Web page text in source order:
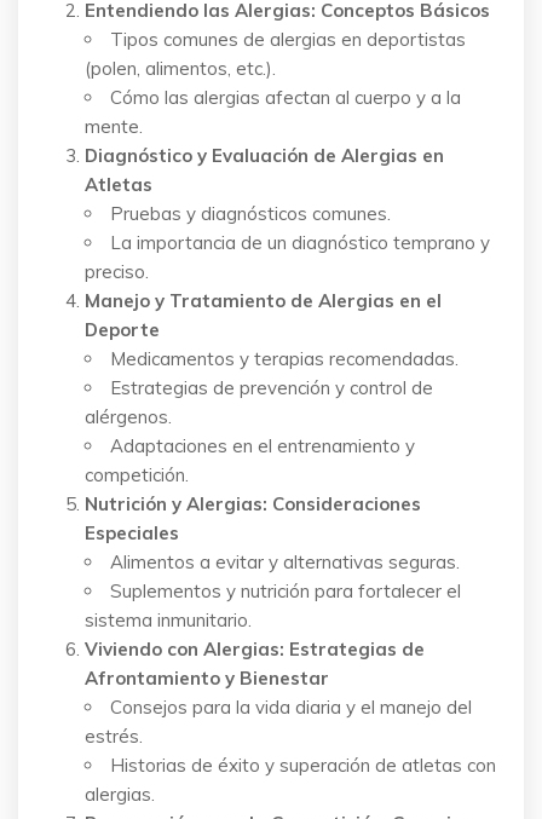
Entendiendo las Alergias: Conceptos Básicos
Tipos comunes de alergias en deportistas
(polen, alimentos, etc.).
Cómo las alergias afectan al cuerpo y a la
mente.
Diagnóstico y Evaluación de Alergias en
Atletas
Pruebas y diagnósticos comunes.
La importancia de un diagnóstico temprano y
preciso.
Manejo y Tratamiento de Alergias en el
Deporte
Medicamentos y terapias recomendadas.
Estrategias de prevención y control de
alérgenos.
Adaptaciones en el entrenamiento y
competición.
Nutrición y Alergias: Consideraciones
Especiales
Alimentos a evitar y alternativas seguras.
Suplementos y nutrición para fortalecer el
sistema inmunitario.
Viviendo con Alergias: Estrategias de
Afrontamiento y Bienestar
Consejos para la vida diaria y el manejo del
estrés.
Historias de éxito y superación de atletas con
alergias.